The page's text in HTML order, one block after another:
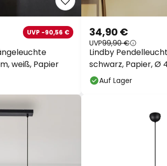
weiß, Papier
UVP -90,56 €
Lindby
schwarz, Papier, Ø
34,90 €
UVP99,90 €
Auf Lager